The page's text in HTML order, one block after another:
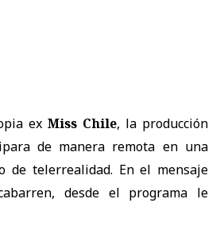
ex Miss Chile, la producción
de manera remota en una
de telerrealidad. En el mensaje
desde el programa le